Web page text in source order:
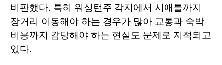
비판했다. 특히 워싱턴주 각지에서 시애틀까지
장거리 이동해야 하는 경우가 많아 교통과 숙박
비용까지 감당해야 하는 현실도 문제로 지적되고
있다.